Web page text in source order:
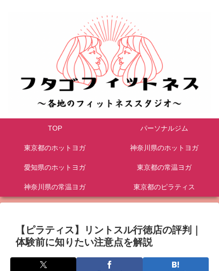
TOP パーソナルジム
東京都のホットヨガ 神奈川県のホットヨガ
愛知県のホットヨガ 東京都の常温ヨガ
神奈川県の常温ヨガ 東京都のピラティス
【ピラティス】リントスル行徳店の評判｜
体験前に知りたい注意点を解説